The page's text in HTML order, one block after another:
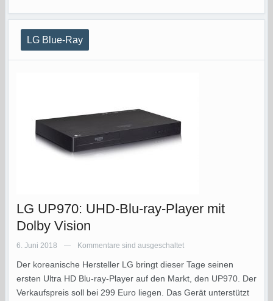
LG Blue-Ray
LG UP970: UHD-Blu-ray-Player mit
Dolby Vision
6. Juni 2018 — Kommentare sind ausgeschaltet
Der koreanische Hersteller LG bringt dieser Tage seinen
ersten Ultra HD Blu-ray-Player auf den Markt, den UP970. Der
Verkaufspreis soll bei 299 Euro liegen. Das Gerät unterstützt